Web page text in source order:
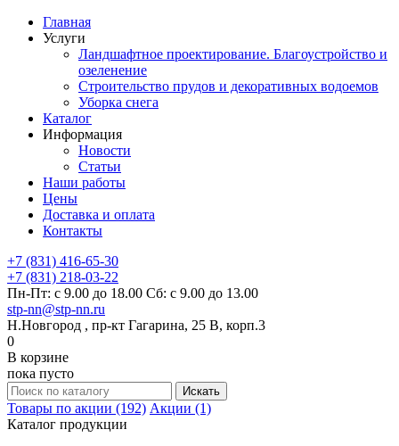
Главная
Услуги
Ландшафтное проектирование. Благоустройство и
озеленение
Строительство прудов и декоративных водоемов
Уборка снега
Каталог
Информация
Новости
Статьи
Наши работы
Цены
Доставка и оплата
Контакты
+7 (831) 416-65-30
+7 (831) 218-03-22
Пн-Пт: с 9.00 до 18.00 Сб: с 9.00 до 13.00
stp-nn@stp-nn.ru
Н.Новгород , пр-кт Гагарина, 25 В, корп.3
0
В корзине
пока пусто
Товары по акции (192) Акции (1)
Каталог продукции